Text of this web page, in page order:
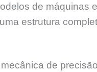
de máquinas
estrutura
de